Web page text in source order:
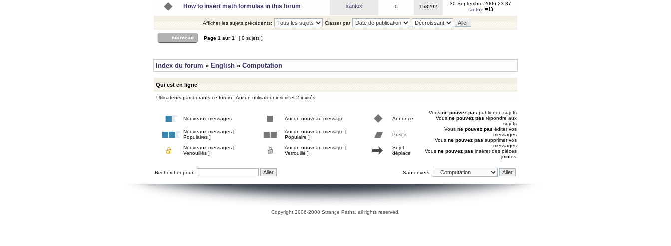
How to insert math formulas in this forum xantox 0 158292
30 Septembre 2006 23:37
xantox
Afficher les sujets précédents: Classer par
Page 1 sur 1 [ 0 sujets ]
Index du forum » English » Computation
Qui est en ligne
Utilisateurs parcourants ce forum : Aucun utilisateur inscrit et 2 invités
Nouveaux messages Aucun nouveau message Annonce
Nouveaux messages [
Populaires ]
Aucun nouveau message [
Populaire ]
Post-it
Nouveaux messages [
Verrouillés ]
Aucun nouveau message [
Verrouillé ]
Sujet
déplacé
Vous ne pouvez pas publier de sujets
Vous ne pouvez pas répondre aux
sujets
Vous ne pouvez pas éditer vos
messages
Vous ne pouvez pas supprimer vos
messages
Vous ne pouvez pas insérer des pièces
jointes
Rechercher pour: Sauter vers:
Copyright 2006-2008 Strange Paths, all rights reserved.